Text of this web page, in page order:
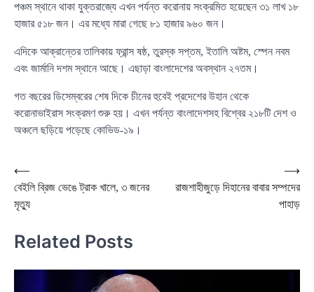
পঞ্চম স্থানে থাকা যুক্তরাজ্যে এখন পর্যন্ত করোনায় সংক্রমিত হয়েছেন ৩১ লাখ ১৮
হাজার ৫১৮ জন। এর মধ্যে মারা গেছে ৮১ হাজার ৯৬০ জন।
এদিকে আক্রান্তের তালিকায় ফ্রান্স ষষ্ঠ, তুরস্ক সপ্তম, ইতালি অষ্টম, স্পেন নবম
এবং জার্মানি দশম স্থানে আছে। এছাড়া বাংলাদেশের অবস্থান ২৭তম।
গত বছরের ডিসেম্বরের শেষ দিকে চীনের হুবেই প্রদেশের উহান থেকে
করোনাভাইরাস সংক্রমণ শুরু হয়। এখন পর্যন্ত বাংলাদেশসহ বিশ্বের ২১৮টি দেশ ও
অঞ্চলে ছড়িয়ে পড়েছে কোভিড-১৯।
Post
navigation
⟵
বেইলি ব্রিজ ভেঙে ট্রাক খালে, ৩ জনের
মৃত্যু
রাজশাহীজুড়ে দিহানের বাবার সম্পদের
পাহাড়
⟶
Related Posts